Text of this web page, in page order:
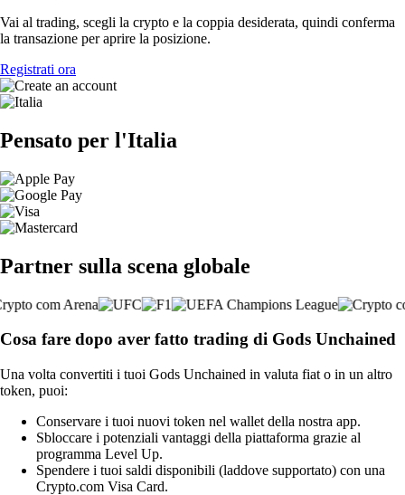
Vai al trading, scegli la crypto e la coppia desiderata, quindi conferma
la transazione per aprire la posizione.
Registrati ora
Pensato per l'Italia
Partner sulla scena globale
Cosa fare dopo aver fatto trading di Gods Unchained
Una volta convertiti i tuoi Gods Unchained in valuta fiat o in un altro
token, puoi:
Conservare i tuoi nuovi token nel wallet della nostra app.
Sbloccare i potenziali vantaggi della piattaforma grazie al
programma Level Up.
Spendere i tuoi saldi disponibili (laddove supportato) con una
Crypto.com Visa Card.